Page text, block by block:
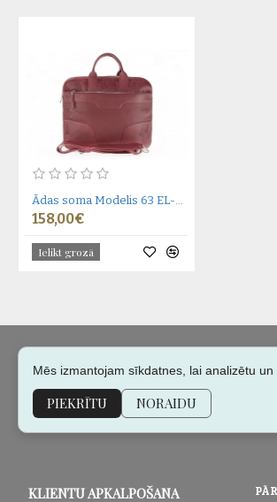
158,00€
Ielikt grozā
KLIENTU APKALPOŠANA
Mēs izmantojam sīkdatnes, lai analizētu un
PIEKRĪTU NORAIDU